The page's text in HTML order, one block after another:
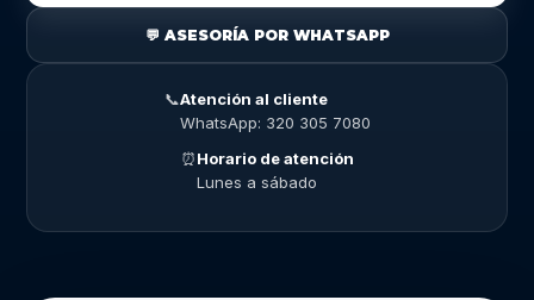
💬 ASESORÍA POR WHATSAPP
📞Atención al cliente
WhatsApp: 320 305 7080
⏰Horario de atención
Lunes a sábado